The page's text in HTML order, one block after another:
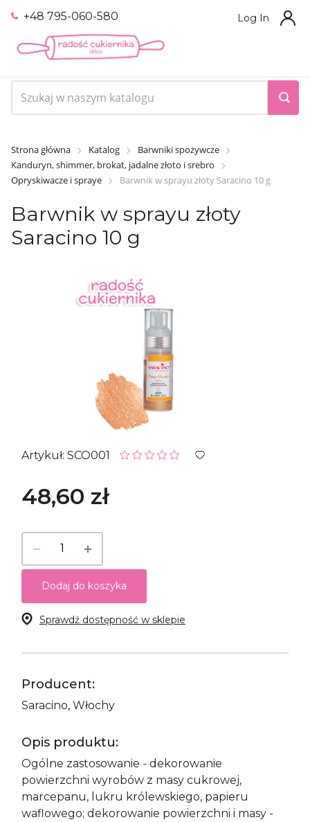
+48 795-060-580 Log In
Strona główna Katalog
Barwniki spożywcze
Kanduryn, shimmer, brokat, jadalne złoto i srebro
Opryskiwacze i spraye
Barwnik w sprayu złoty Saracino 10 g
Barwnik w sprayu złoty
Saracino 10 g
Artykuł: SCO001
48,60 zł
Dodaj do koszyka
Sprawdź dostępność w sklepie
Producent:
Saracino, Włochy
Opis produktu:
Ogólne zastosowanie - dekorowanie
powierzchni wyrobów z masy cukrowej,
marcepanu, lukru królewskiego, papieru
waflowego; dekorowanie powierzchni i masy -